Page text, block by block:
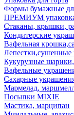
Формы бумажные
ПРЕМИУМ упаковка
Стаканы, крышки,
Кондитерские
Вафельная
Лепестки,сушенные
Кукурузные
Вафельные
Сахарные
Мармелад,
Посыпки MIXIE
Мастика, марципан